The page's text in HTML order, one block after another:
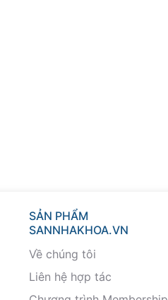
SẢN PHẨM
SANNHAKHOA.VN
Về chúng tôi
Liên hệ hợp tác